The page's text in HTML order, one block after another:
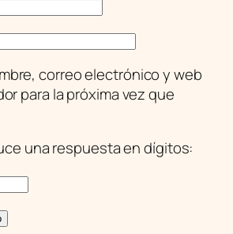
correo electrónico y web
para la próxima vez que
una respuesta en dígitos: